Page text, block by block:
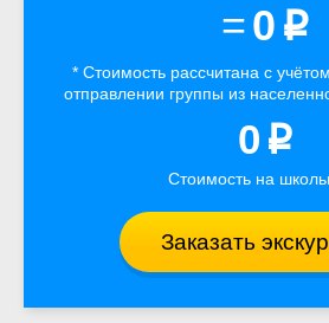
=0 p
* Стоимость рассчитана с учётом
отправлении группы из
0 p
Стоимость на
Заказать